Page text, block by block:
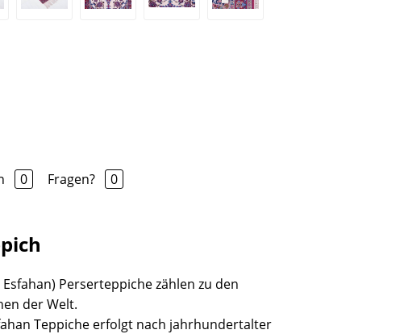
0 Fragen? 0
Perserteppiche zählen zu den
der Welt.
Teppiche erfolgt nach jahrhundertalter